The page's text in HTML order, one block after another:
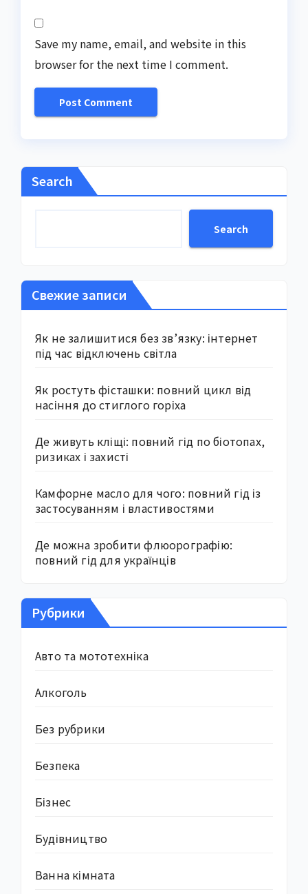
Save my name, email, and website in this
browser for the next time I comment.
Search
Search
Свежие записи
Як не залишитися без зв’язку: інтернет
під час відключень світла
Як ростуть фісташки: повний цикл від
насіння до стиглого горіха
Де живуть кліщі: повний гід по біотопах,
ризиках і захисті
Камфорне масло для чого: повний гід із
застосуванням і властивостями
Де можна зробити флюорографію:
повний гід для українців
Рубрики
Авто та мототехніка
Алкоголь
Без рубрики
Безпека
Бізнес
Будівництво
Ванна кімната